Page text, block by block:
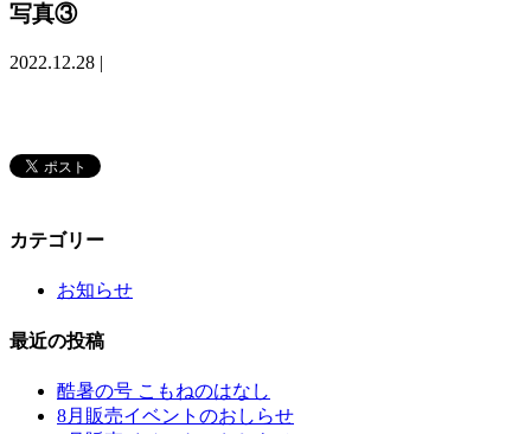
写真③
2022.12.28 |
カテゴリー
お知らせ
最近の投稿
酷暑の号 こもねのはなし
8月販売イベントのおしらせ